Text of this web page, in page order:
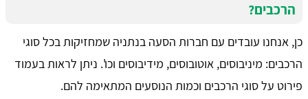
הרכבים?
כן, אנחנו עובדים עם חברות הסעה בנתניה שמחזיקות בכל סוגי
הרכבים: מיניבוסים, אוטובוסים, מידיבוסים וכו'. ניתן לראות בעמוד
פירוט על סוגי הרכבים וכמות הנוסעים המתאימה להם.